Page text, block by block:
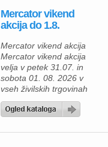
odlični izdelki po izjemnih
cenah: Sveži telečji kosi za
približno 2,4 […]
Mercator vikend
akcija do 1.8.
Mercator vikend akcija
Mercator vikend akcija
velja v petek 31.07. in
sobota 01. 08. 2026 v
vseh živilskih trgovinah
Mercator v Sloveniji. Ta
konec tedna vas v
naslednja akcija: – koruza